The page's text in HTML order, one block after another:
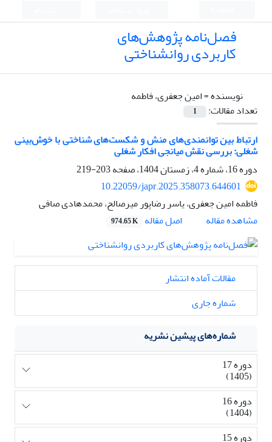
فصل‌نامه پژوهش‌های
کاربردی روانشناختی
نویسنده =امین جعفری، فاطمه
تعداد مقالات:
1
ارتباط بین توانمندی‌های منش و شکست‌های شناختی با خوش‌بینی
شغلی: بررسی نقش میانجی افکار شغلی
دوره 16، شماره 4، زمستان 1404، صفحه
203-219
10.22059/japr.2025.358073.644601
فاطمه امین جعفری، یاسر رضاپور میرصالح، محمدهادی صافی
مشاهده مقاله
اصل مقاله 974.65 K
مقالات آماده انتشار
شماره جاری
شماره‌های پیشین نشریه
دوره 17
(1405)
دوره 16
(1404)
دوره 15